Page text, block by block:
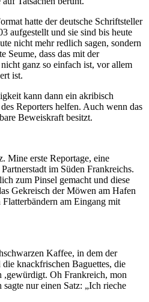
hatte der deutsche Schriftsteller
aufgestellt und sie sind bis heute
nicht mehr redlich sagen, sondern
Seume, dass das mit der
ganz so einfach ist, vor allem
ist.
kann dann ein akribisch
Reporters helfen. Auch wenn das
Beweiskraft besitzt.
Mine erste Reportage, eine
im Süden Frankreichs.
zum Pinsel gemacht und diese
Gekreisch der Möwen am Hafen
am Eingang mit
Kaffee, in dem der
knackfrischen Baguettes, die
,gewürdigt. Oh Frankreich, mon
nur einen Satz: „Ich rieche